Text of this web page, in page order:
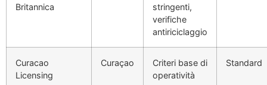
Britannica
stringenti,
verifiche
antiriciclaggio
Curacao
Licensing
Curaçao
Criteri base di
operatività
Standard